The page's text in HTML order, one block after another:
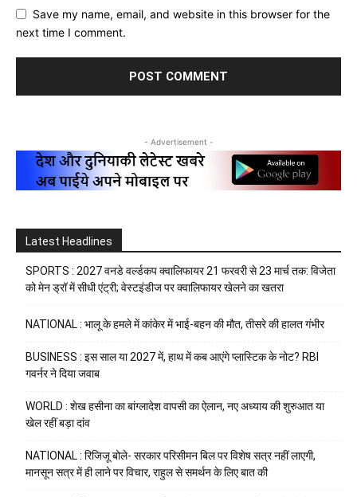
Save my name, email, and website in this browser for the
next time I comment.
- Advertisement -
Latest Headlines
SPORTS : 2027 वनडे वर्ल्डकप क्वालिफायर 21 फरवरी से 23 मार्च तक: विजेता
को मेन ड्रॉ में सीधी एंट्री; वेस्टइंडीज पर क्वालिफायर खेलने का खतरा
NATIONAL : भालू के हमले में कांकेर में भाई-बहन की मौत, तीसरे की हालत गंभीर
BUSINESS : इस साल या 2027 में, हाथ में कब आएंगे प्लास्टिक के नोट? RBI
गवर्नर ने दिया जवाब
WORLD : शेख हसीना का बांग्लादेश वापसी का ऐलान, नए अध्याय की शुरुआत या
खेल रहीं बड़ा दांव
NATIONAL : रिजिजू बोले- सरकार परिसीमन बिल पर विशेष सत्र नहीं लाएगी,
मानसून सत्र में ही लाने पर विचार, राहुल से समर्थन के लिए बात की